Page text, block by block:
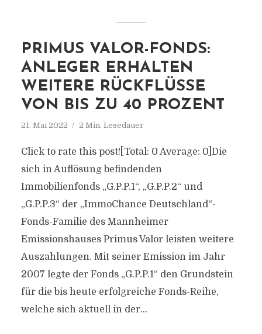
PRIMUS VALOR-FONDS:
ANLEGER ERHALTEN
WEITERE RÜCKFLÜSSE
VON BIS ZU 40 PROZENT
21. Mai 2022 2 Min. Lesedauer
Click to rate this post![Total: 0 Average: 0]Die
sich in Auflösung befindenden
Immobilienfonds „G.P.P.1“, „G.P.P.2“ und
„G.P.P.3“ der „ImmoChance Deutschland“-
Fonds-Familie des Mannheimer
Emissionshauses Primus Valor leisten weitere
Auszahlungen. Mit seiner Emission im Jahr
2007 legte der Fonds „G.P.P.1“ den Grundstein
für die bis heute erfolgreiche Fonds-Reihe,
welche sich aktuell in der...